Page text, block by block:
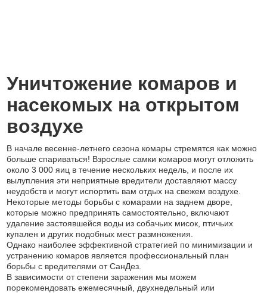
Уничтожение комаров и
насекомых на открытом
воздухе
В начале весенне-летнего сезона комары стремятся как можно
больше спариваться! Взрослые самки комаров могут отложить
около 3 000 яиц в течение нескольких недель, и после их
вылупления эти неприятные вредители доставляют массу
неудобств и могут испортить вам отдых на свежем воздухе.
Некоторые методы борьбы с комарами на заднем дворе,
которые можно предпринять самостоятельно, включают
удаление застоявшейся воды из собачьих мисок, птичьих
купален и других подобных мест размножения.
Однако наиболее эффективной стратегией по минимизации и
устранению комаров является профессиональный план
борьбы с вредителями от СанДез.
В зависимости от степени заражения мы можем
порекомендовать ежемесячный, двухнедельный или